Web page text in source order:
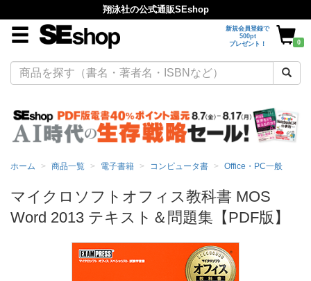
翔泳社の公式通販SEshop
新規会員登録で
500pt
プレゼント！
0
ホーム 商品一覧 電子書籍 コンピュータ書 Office・PC一般
マイクロソフトオフィス教科書 MOS
Word 2013 テキスト＆問題集【PDF版】